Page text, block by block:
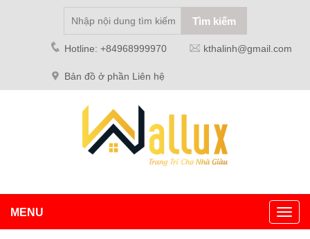
Hotline: +84968999970 kthalinh@gmail.com
Bản đồ ở phần Liên hệ
MENU